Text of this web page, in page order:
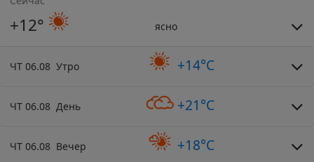
+12° ясно
ЧТ 06.08 Утро +14°C
ЧТ 06.08 День +21°C
ЧТ 06.08 Вечер +18°C